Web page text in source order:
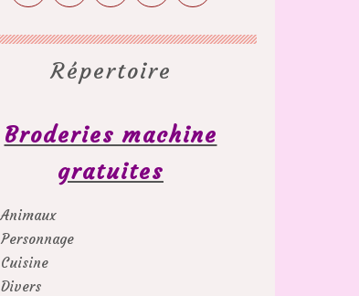
Répertoire
Broderies machine
gratuites
Animaux
Personnage
Cuisine
Divers